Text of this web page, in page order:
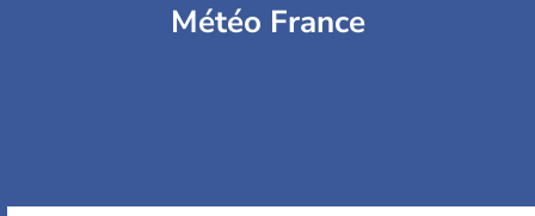
Météo France